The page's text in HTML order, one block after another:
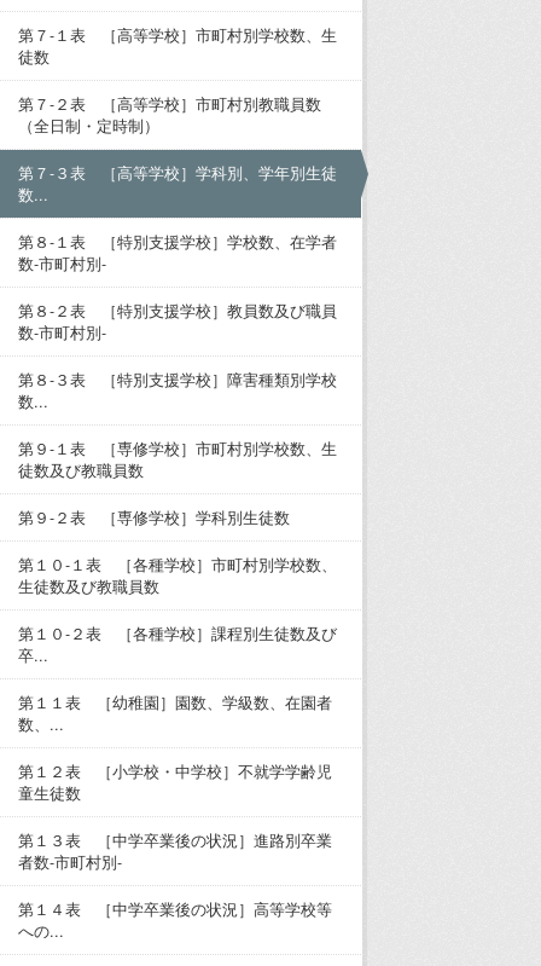
第７-１表 ［高等学校］市町村別学校数、生
徒数
第７-２表 ［高等学校］市町村別教職員数
（全日制・定時制）
第７-３表 ［高等学校］学科別、学年別生徒
数...
第８-１表 ［特別支援学校］学校数、在学者
数-市町村別-
第８-２表 ［特別支援学校］教員数及び職員
数-市町村別-
第８-３表 ［特別支援学校］障害種類別学校
数...
第９-１表 ［専修学校］市町村別学校数、生
徒数及び教職員数
第９-２表 ［専修学校］学科別生徒数
第１０-１表 ［各種学校］市町村別学校数、
生徒数及び教職員数
第１０-２表 ［各種学校］課程別生徒数及び
卒...
第１１表 ［幼稚園］園数、学級数、在園者
数、...
第１２表 ［小学校・中学校］不就学学齢児
童生徒数
第１３表 ［中学卒業後の状況］進路別卒業
者数-市町村別-
第１４表 ［中学卒業後の状況］高等学校等
への...